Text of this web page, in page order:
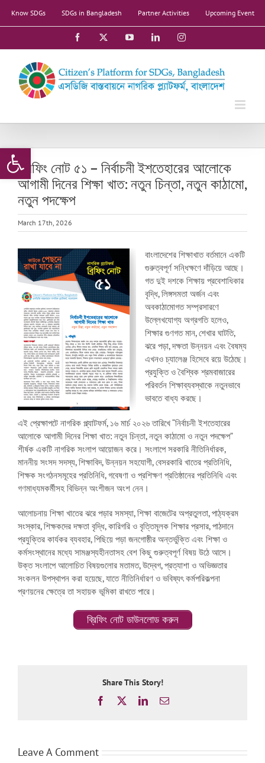
Open toolbar
Know SDGs SDGs in Bangladesh Partner Activities Upcoming Event
Facebook YouTubeLinkedInInstagram
ব্রিফিং নোট ৫১ – নির্বাচনী ইশতেহারের আলোকে
আগামী দিনের শিক্ষা খাত: নতুন চিন্তা, নতুন কাঠামো,
নতুন পদক্ষেপ
March 17th, 2026
বাংলাদেশের শিক্ষাখাত বর্তমানে একটি
গুরুত্বপূর্ণ সন্ধিক্ষণে দাঁড়িয়ে আছে।
গত দুই দশকে শিক্ষায় প্রবেশাধিকার
বৃদ্ধি, লিঙ্গসমতা অর্জন এবং
অবকাঠামোগত সম্প্রসারণে
উল্লেখযোগ্য অগ্রগতি হলেও,
শিক্ষার গুণগত মান, শেখার ঘাটতি,
ঝরে পড়া, দক্ষতা উন্নয়ন এবং বৈষম্য
এখনও চ্যালেঞ্জ হিসেবে রয়ে উঠেছে।
প্রযুক্তি ও বৈশ্বিক শ্রমবাজারের
পরিবর্তন শিক্ষাব্যবস্থাকে নতুনভাবে
ভাবতে বাধ্য করছে।
এই প্রেক্ষাপটে নাগরিক প্ল্যাটফর্ম, ১৬ মার্চ ২০২৬ তারিখে “নির্বাচনী ইশতেহারের
আলোকে আগামী দিনের শিক্ষা খাত: নতুন চিন্তা, নতুন কাঠামো ও নতুন পদক্ষেপ”
শীর্ষক একটি নাগরিক সংলাপ আয়োজন করে। সংলাপে সরকারি নীতিনির্ধারক,
মাননীয় সংসদ সদস্য, শিক্ষাবিদ, উন্নয়ন সহযোগী, বেসরকারি খাতের প্রতিনিধি,
শিক্ষক সংগঠনসমূহের প্রতিনিধি, গবেষণা ও প্রশিক্ষণ প্রতিষ্ঠানের প্রতিনিধি এবং
গণমাধ্যমকর্মীসহ বিভিন্ন অংশীজন অংশ নেন।
আলোচনায় শিক্ষা খাতের ঝরে পড়ার সমস্যা, শিক্ষা বাজেটের অপ্রতুলতা, পাঠ্যক্রম
সংস্কার, শিক্ষকদের দক্ষতা বৃদ্ধি, কারিগরি ও বৃত্তিমূলক শিক্ষার প্রসার, পাঠদানে
প্রযুক্তির কার্যকর ব্যবহার, পিছিয়ে পড়া জনগোষ্ঠীর অন্তর্ভুক্তি এবং শিক্ষা ও
কর্মসংস্থানের মধ্যে সামঞ্জস্যহীনতাসহ বেশ কিছু গুরুত্বপূর্ণ বিষয় উঠে আসে।
উক্ত সংলাপে আলোচিত বিষয়গুলোর মতামত, উদ্বেগ, প্রত্যাশা ও অভিজ্ঞতার
সংকলন উপস্থাপন করা হয়েছে, যাতে নীতিনির্ধারণ ও ভবিষ্যৎ কর্মপরিকল্পনা
প্রণয়নের ক্ষেত্রে তা সহায়ক ভূমিকা রাখতে পারে।
ব্রিফিং নোট ডাউনলোড করুন
Share This Story!
Facebook LinkedInEmail
Leave A Comment